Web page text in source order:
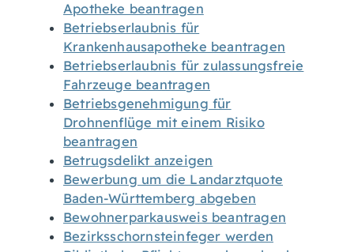
Apotheke beantragen
Betriebserlaubnis für
Krankenhausapotheke beantragen
Betriebserlaubnis für zulassungsfreie
Fahrzeuge beantragen
Betriebsgenehmigung für
Drohnenflüge mit einem Risiko
beantragen
Betrugsdelikt anzeigen
Bewerbung um die Landarztquote
Baden-Württemberg abgeben
Bewohnerparkausweis beantragen
Bezirksschornsteinfeger werden